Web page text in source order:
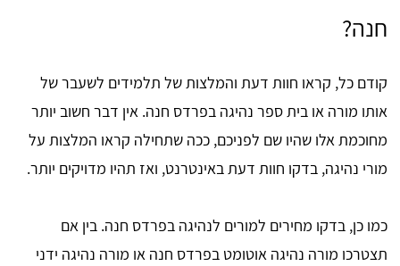
חנה?
קודם כל, קראו חוות דעת והמלצות של תלמידים לשעבר של
אותו מורה או בית ספר נהיגה בפרדס חנה. אין דבר חשוב יותר
מחוכמת אלו שהיו שם לפניכם, ככה שתחילה קראו המלצות על
מורי נהיגה, בדקו חוות דעת באינטרנט, ואז תהיו מדויקים יותר.
כמו כן, בדקו מחירים למורים לנהיגה בפרדס חנה. בין אם
תצטרכו מורה נהיגה אוטומט בפרדס חנה או מורה נהיגה ידני